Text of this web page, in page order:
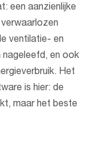
een aanzienlijke
ventilatie- en
en ook
Het
is hier: de
maar het beste